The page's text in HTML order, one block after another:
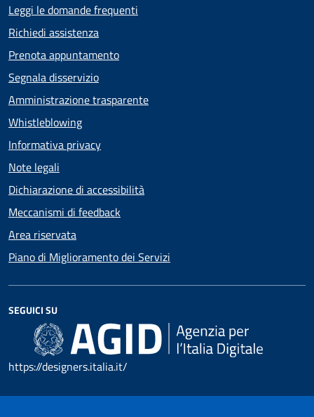
Leggi le domande frequenti
Richiedi assistenza
Prenota appuntamento
Segnala disservizio
Amministrazione trasparente
Whistleblowing
Informativa privacy
Note legali
Dichiarazione di accessibilità
Meccanismi di feedback
Area riservata
Piano di Miglioramento dei Servizi
SEGUICI SU
https://designers.italia.it/